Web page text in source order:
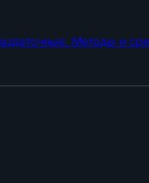
Методы и